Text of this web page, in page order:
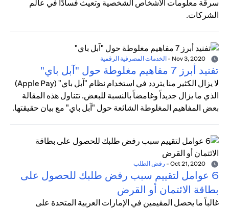
سرقة معلومات الأشخاص الشخصية وتعيث فسادًا في عالم
الشركات.
- الخدمات المصرفية الرقمية
تفنيد أبرز 7 مفاهيم مغلوطة حول "آبل باي"
لا يزال الكثير منا يتردد في استخدام نظام "آبل باي" (Apple Pay)
الذي ما يزال جديداً وغامضاً بالنسبة للبعض. تتناول هذه المقالة
بعض المفاهيم المغلوطة الشائعة حول "آبل باي" مع بيان حقيقتها.
- رفض الطلب
6 عوامل لتقييم سبب رفض طلبك للحصول على
بطاقة الائتمان أو القرض
غالباً ما يحصل المقيمين في الإمارات العربية المتحدة على